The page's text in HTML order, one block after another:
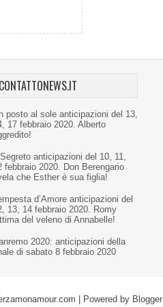
CONTATTONEWS.IT
posto al sole anticipazioni del 13,
17 febbraio 2020. Alberto
Segreto anticipazioni del 10, 11,
febbraio 2020. Don Berengario
che Esther è sua figlia!
d’Amore anticipazioni del
13, 14 febbraio 2020. Romy
del veleno di Annabelle!
2020: anticipazioni della
di sabato 8 febbraio 2020
| Powered by Blogger